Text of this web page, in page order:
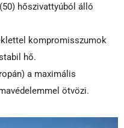
hőszivattyúból álló
kompromisszumok
hő.
a maximális
ötvözi.